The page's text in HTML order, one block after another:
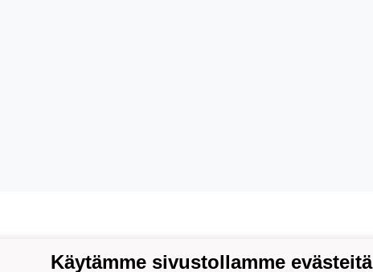
Käytämme sivustollamme evästeitä